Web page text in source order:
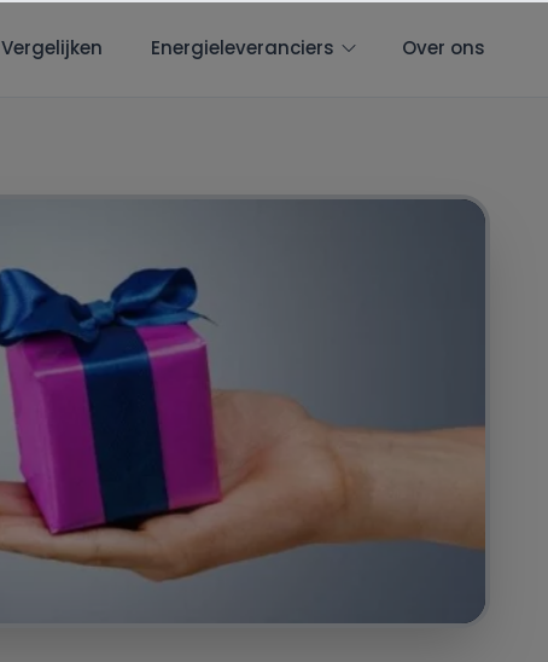
Vergelijken Energieleveranciers Over ons